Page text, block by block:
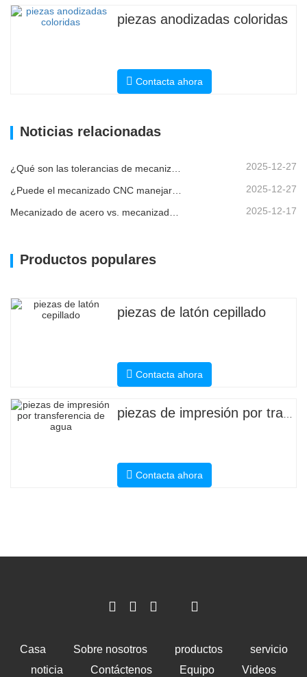
piezas anodizadas coloridas
Contacta ahora
Noticias relacionadas
2025-12-27
2025-12-27
Mecanizado de acero vs. mecanizado de metales: ¿cuál es la diferencia? 2025-12-17
Productos populares
piezas de latón cepillado
Contacta ahora
piezas de impresión por transferencia de agua
Contacta ahora
Casa Sobre nosotros productos
servicio
noticia
Contáctenos Equipo Videos